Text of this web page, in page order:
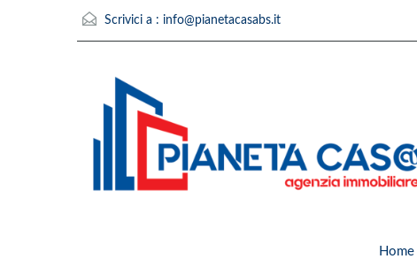
Scrivici a : info@pianetacasabs.it
Home